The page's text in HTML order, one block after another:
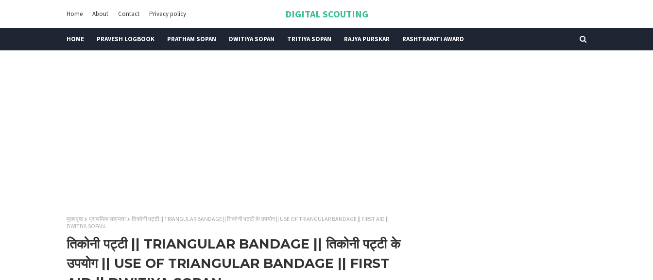
Home About Contact Privacy policy DIGITAL SCOUTING
HOME PRAVESH LOGBOOK PRATHAM SOPAN DWITIYA SOPAN TRITIYA SOPAN RAJYA PURSKAR RASHTRAPATI AWARD
मुख्यपृष्ठ प्राथमिक सहायता
तिकोनी पट्टी || TRIANGULAR BANDAGE || तिकोनी पट्टी के उपयोग || USE OF TRIANGULAR BANDAGE || FIRST AID ||
DWITIYA SOPAN.
तिकोनी पट्टी || TRIANGULAR BANDAGE || तिकोनी पट्टी के
उपयोग || USE OF TRIANGULAR BANDAGE || FIRST